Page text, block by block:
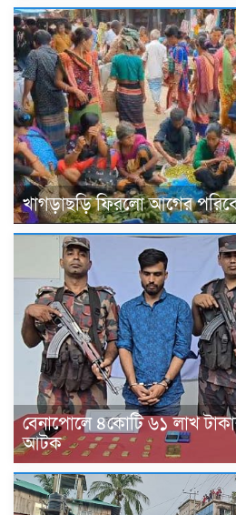
খাগড়াছড়ি ফিরলো আগের
বেনাপোলে ৪কোটি ৬১ লাখ
আটক